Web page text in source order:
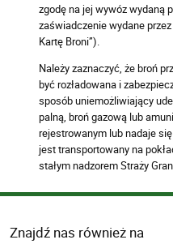
zgodę na jej wywóz wydaną
zaświadczenie wydane
Kartę Broni”).
Należy zaznaczyć, że broń
być rozładowana i
sposób uniemożliwiający
palną, broń gazową lub
rejestrowanym lub nadaje
jest transportowany na
stałym nadzorem Straży
Znajdź nas również na